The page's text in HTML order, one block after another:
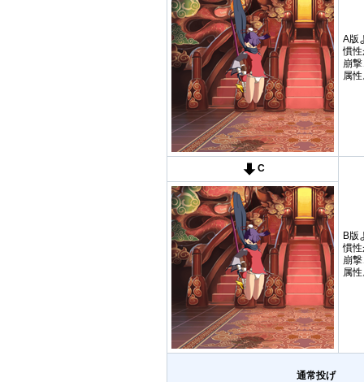
A版
慣
崩
属
C
B版
慣
崩
属
通常投げ